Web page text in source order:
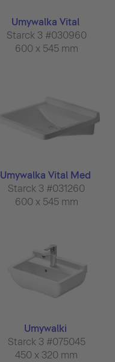
Umywalka Vital
Starck 3 #030960
600 x 545 mm
Umywalka Vital Med
Starck 3 #031260
600 x 545 mm
Umywalki
Starck 3 #075045
450 x 320 mm